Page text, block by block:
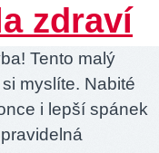
zdraví
Tento malý
myslíte. Nabité
i lepší spánek